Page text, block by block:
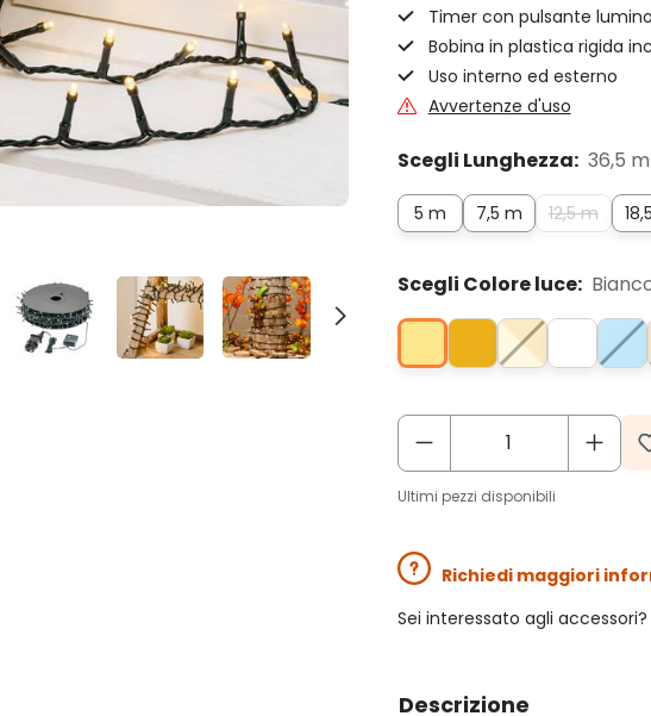
Timer con pulsante
Bobina in plastica rigida
Uso interno ed esterno
Avvertenze d'uso
Scegli Lunghezza: 36,5 m
5 m 7,5 m 12,5 m
Scegli Colore luce:
Ultimi pezzi disponibili
Richiedi maggiori
Sei interessato agli accessori?
Descrizione